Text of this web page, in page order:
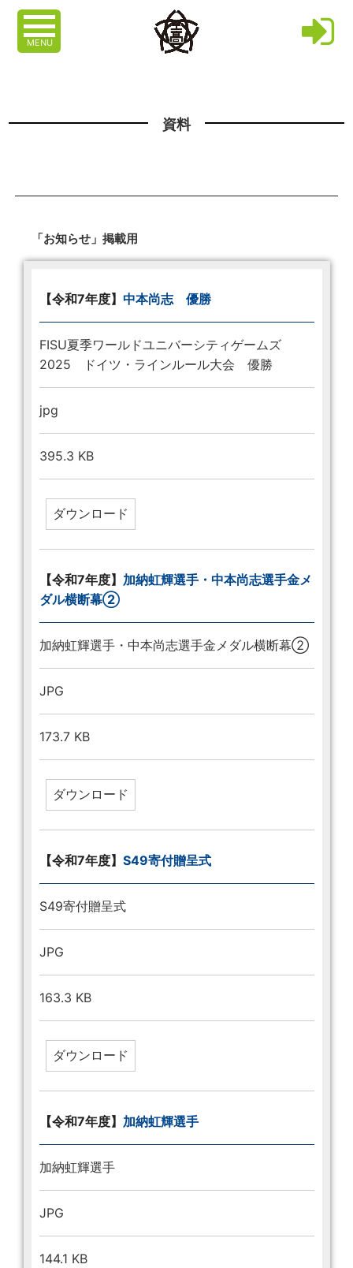
MENU
資料
「お知らせ」掲載用
【令和7年度】 中本尚志 優勝
FISU夏季ワールドユニバーシティゲームズ
2025 ドイツ・ラインルール大会 優勝
jpg
395.3 KB
【令和7年度】 加納虹輝選手・中本尚志選手金メ
ダル横断幕②
加納虹輝選手・中本尚志選手金メダル横断幕②
JPG
173.7 KB
【令和7年度】 S49寄付贈呈式
S49寄付贈呈式
JPG
163.3 KB
【令和7年度】 加納虹輝選手
加納虹輝選手
JPG
144.1 KB